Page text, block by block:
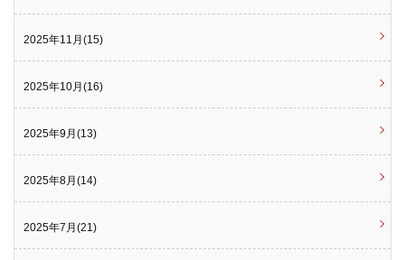
2025年11月(15)
2025年10月(16)
2025年9月(13)
2025年8月(14)
2025年7月(21)